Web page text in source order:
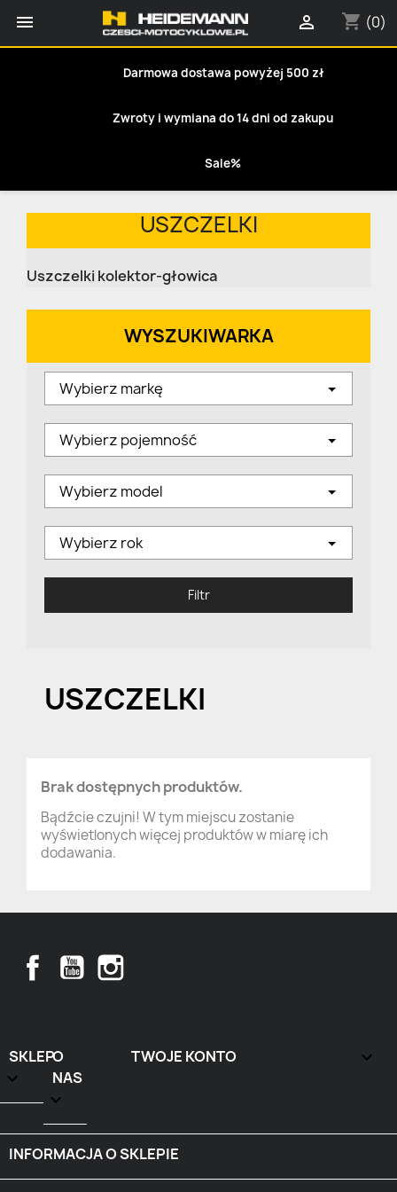
 shopping_cart (0)

Darmowa dostawa powyżej 500 zł
Zwroty i wymiana do 14 dni od zakupu
Sale%
USZCZELKI
Uszczelki kolektor-głowica
WYSZUKIWARKA
Wybierz markę
Wybierz pojemność
Wybierz model
Wybierz rok
Filtr
USZCZELKI
Brak dostępnych produktów.
Bądźcie czujni! W tym miejscu zostanie
wyświetlonych więcej produktów w miarę ich
dodawania.
FacebookYouTube
SKLEP

O
NAS

TWOJE KONTO 
INFORMACJA O SKLEPIE